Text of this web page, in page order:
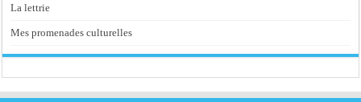
La lettrie
Mes promenades culturelles